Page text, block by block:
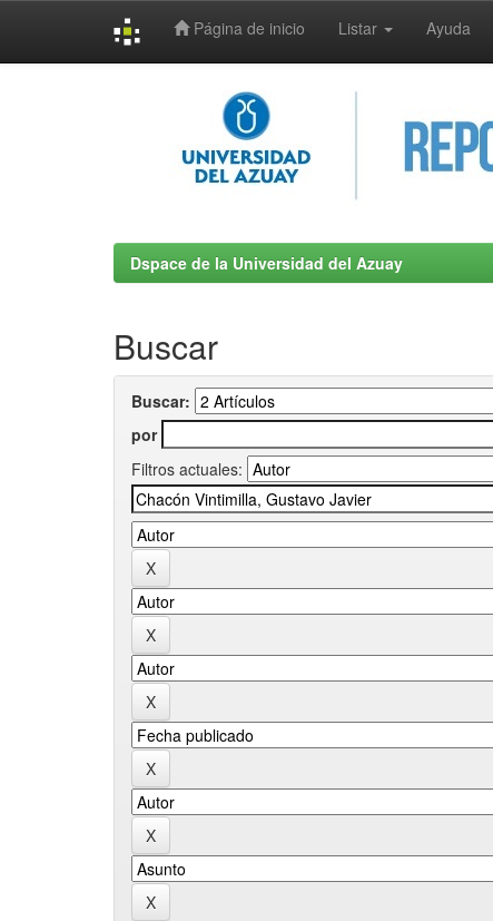
Página de inicio Listar Ayuda
Dspace de la Universidad del Azuay
Buscar
Buscar:
por
Filtros actuales: